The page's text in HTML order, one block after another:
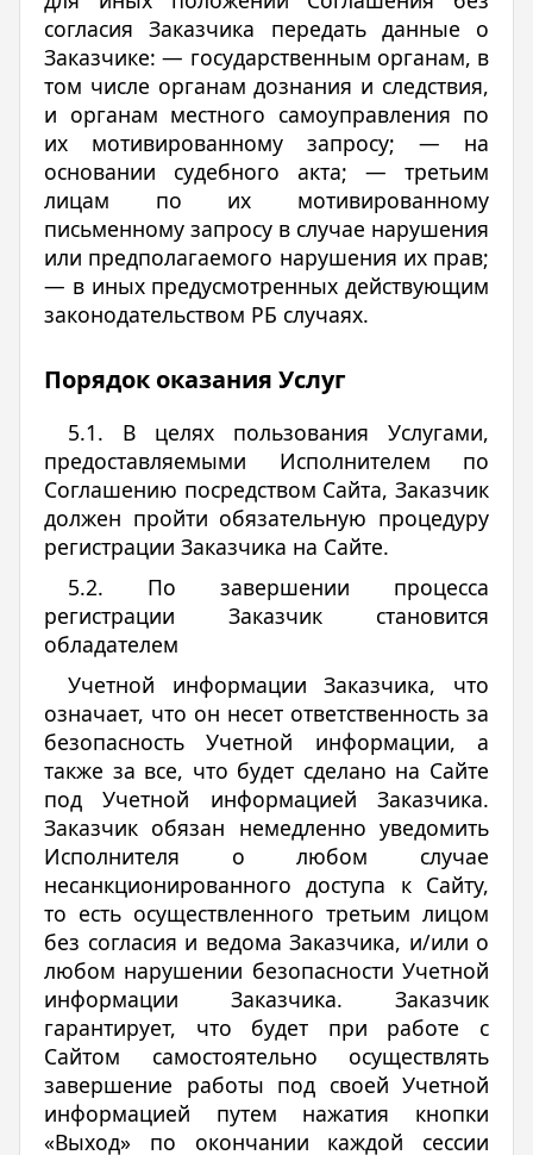
согласия Заказчика передать данные о
Заказчике: — государственным органам, в
том числе органам дознания и следствия,
и органам местного самоуправления по
их мотивированному запросу; — на
основании судебного акта; — третьим
лицам по их мотивированному
письменному запросу в случае нарушения
или предполагаемого нарушения их прав;
— в иных предусмотренных действующим
законодательством РБ случаях.
Порядок оказания Услуг
5.1. В целях пользования Услугами,
предоставляемыми Исполнителем по
Соглашению посредством Сайта, Заказчик
должен пройти обязательную процедуру
регистрации Заказчика на Сайте.
5.2. По завершении процесса
регистрации Заказчик становится
обладателем
Учетной информации Заказчика, что
означает, что он несет ответственность за
безопасность Учетной информации, а
также за все, что будет сделано на Сайте
под Учетной информацией Заказчика.
Заказчик обязан немедленно уведомить
Исполнителя о любом случае
несанкционированного доступа к Сайту,
то есть осуществленного третьим лицом
без согласия и ведома Заказчика, и/или о
любом нарушении безопасности Учетной
информации Заказчика. Заказчик
гарантирует, что будет при работе с
Сайтом самостоятельно осуществлять
завершение работы под своей Учетной
информацией путем нажатия кнопки
«Выход» по окончании каждой сессии